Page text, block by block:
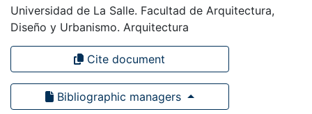
Universidad de La Salle. Facultad de Arquitectura,
Diseño y Urbanismo. Arquitectura
Cite document
Bibliographic managers